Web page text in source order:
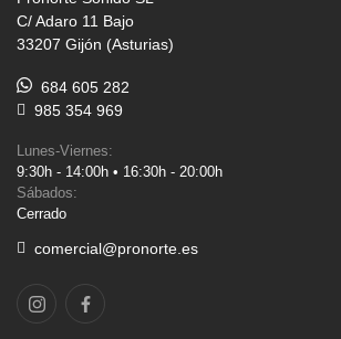
C/ Adaro 11 Bajo
33207 Gijón (Asturias)
684 605 282
985 354 969
Lunes-Viernes:
9:30h - 14:00h • 16:30h - 20:00h
Sábados:
Cerrado
comercial@pronorte.es